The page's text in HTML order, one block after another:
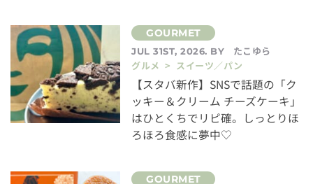
JUL 31ST, 2026. BY
たこゆら
グルメ > スイーツ／パン
【スタバ新作】SNSで話題の「ク
ッキー＆クリーム チーズケーキ」
はひとくちでリピ確。しっとりほ
ろほろ食感に夢中♡